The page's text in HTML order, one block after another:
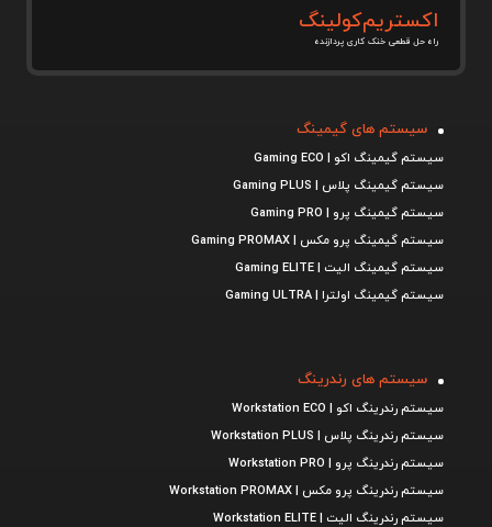
اکستریم‌کولینگ
راه حل قطعی خنک کاری پردازنده
سیستم های گیمینگ
سیستم گیمینگ اکو | Gaming ECO
سیستم گیمینگ پلاس | Gaming PLUS
سیستم گیمینگ پرو | Gaming PRO
سیستم گیمینگ پرو مکس | Gaming PROMAX
سیستم گیمینگ الیت | Gaming ELITE
سیستم گیمینگ اولترا | Gaming ULTRA
سیستم های رندرینگ
سیستم رندرینگ اکو | Workstation ECO
سیستم رندرینگ پلاس | Workstation PLUS
سیستم رندرینگ پرو | Workstation PRO
سیستم رندرینگ پرو مکس | Workstation PROMAX
سیستم رندرینگ الیت | Workstation ELITE